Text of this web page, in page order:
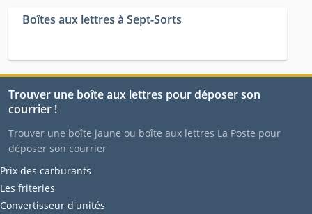
Boîtes aux lettres à Sept-Sorts
Trouver une boîte aux lettres pour déposer son
courrier !
Trouver une boîte jaune ou boîte aux lettres La Poste pour
déposer son courrier
Prix des carburants
Les friteries
Convertisseur d'unités